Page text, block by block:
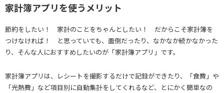
家計簿アプリを使うメリット
節約をしたい！ 家計のことをちゃんとしたい！ だからこそ家計簿を
つけなければ！ と思っていても、面倒だったり、なかなか続かなかった
り、そんな人におすすめしたいのが「家計簿アプリ」です。
家計簿アプリは、レシートを撮影するだけで記録ができたり、「食費」や
「光熱費」など項目別に自動集計をしてくれるなど、とにかく簡単なの